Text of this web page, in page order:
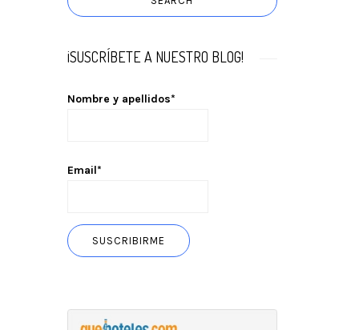
¡SUSCRÍBETE A NUESTRO BLOG!
Nombre y apellidos*
Email*